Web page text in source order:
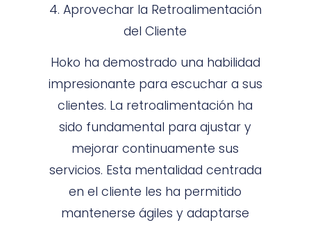
4. Aprovechar la Retroalimentación
del Cliente
Hoko ha demostrado una habilidad
impresionante para escuchar a sus
clientes. La retroalimentación ha
sido fundamental para ajustar y
mejorar continuamente sus
servicios. Esta mentalidad centrada
en el cliente les ha permitido
mantenerse ágiles y adaptarse